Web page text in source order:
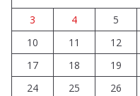
3
4 5
10
11 12
17
18 19
24
25 26